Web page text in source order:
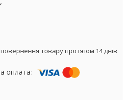
повернення товару протягом 14 днів